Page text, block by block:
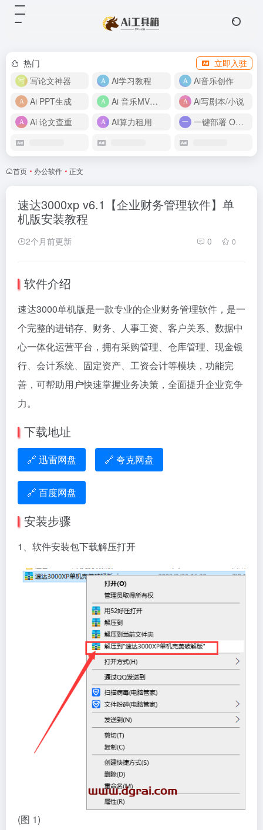
热门
立即入驻
写论文神器
Ai学习教程
Ai音乐创作
Ai PPT生成
Ai 音乐MV制作
Ai写剧本/小说
Ai 论文查重
AI算力租用 一键部署 OpenClaw
首页 • 办公软件 • 正文
速达3000xp v6.1【企业财务管理软件】单
机版安装教程
2个月前更新 0 0
软件介绍
速达3000单机版是一款专业的企业财务管理软件，是一
个完整的进销存、财务、人事工资、客户关系、数据中
心一体化运营平台，拥有采购管理、仓库管理、现金银
行、会计系统、固定资产、工资会计等模块，功能完
善，可帮助用户快速掌握业务决策，全面提升企业竞争
力。
下载地址
🔗 迅雷网盘 🔗 夸克网盘
🔗 百度网盘
安装步骤
1、软件安装包下载解压打开
(图 1)